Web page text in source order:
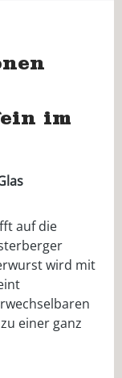
im
auf die
wird mit
einer ganz